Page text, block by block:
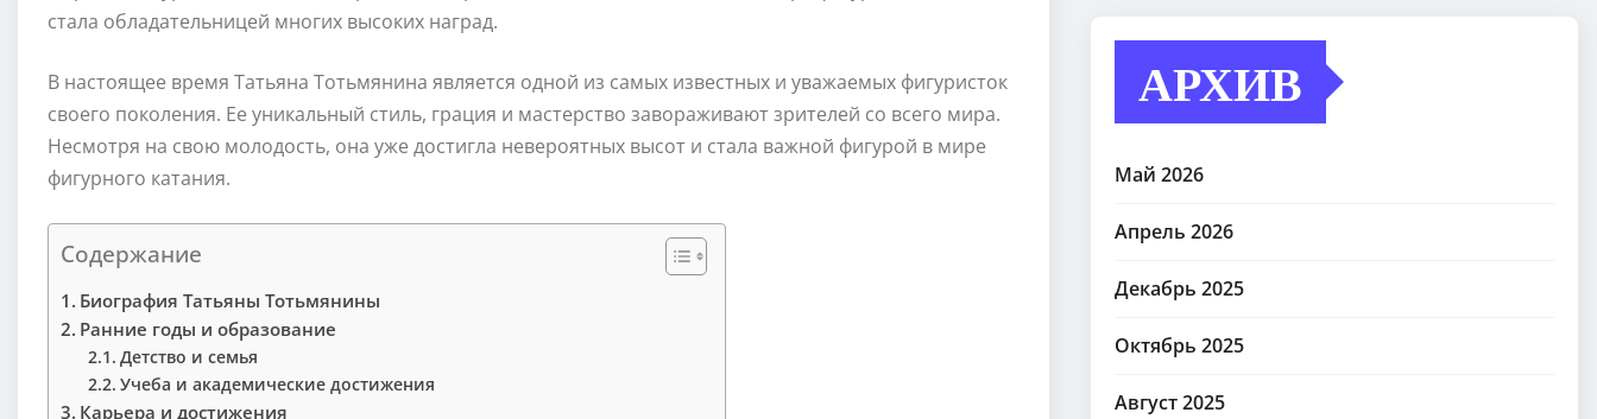
стала обладательницей многих высоких наград.
В настоящее время Татьяна Тотьмянина является одной из самых известных и уважаемых фигуристок
своего поколения. Ее уникальный стиль, грация и мастерство завораживают зрителей со всего мира.
Несмотря на свою молодость, она уже достигла невероятных высот и стала важной фигурой в мире
фигурного катания.
Содержание
Биография Татьяны Тотьмянины
Ранние годы и образование
Детство и семья
Учеба и академические достижения
Карьера и достижения
АРХИВ
Май 2026
Апрель 2026
Декабрь 2025
Октябрь 2025
Август 2025